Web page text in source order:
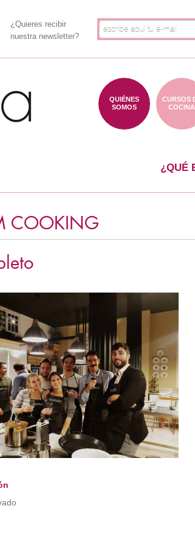
¿Quieres recibir
nuestra newsletter?
CURSOS
COCINA
QUIÉNES
SOMOS
¿QUÉ
COOKING